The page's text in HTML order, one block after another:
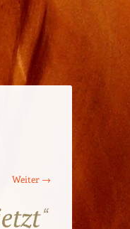
Weiter →